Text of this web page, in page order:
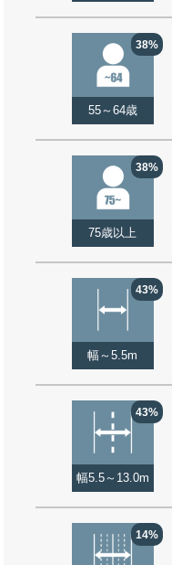
38%
55～64歳
38%
75歳以上
43%
幅～5.5m
43%
幅5.5～13.0m
14%